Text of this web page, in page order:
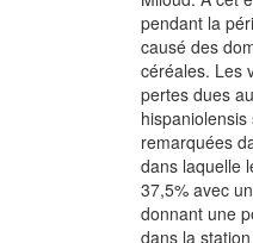
pendant la
causé des
céréales. Les
pertes dues
remarquées
dans laquelle
37,5% avec
donnant une
dans la